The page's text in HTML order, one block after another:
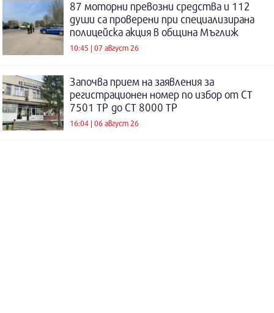
87 моторни превозни средства и 112
души са проверени при специализирана
полицейска акция в община Мъглиж
10:45 | 07 август 26
Започва прием на заявления за
регистрационен номер по избор от СТ
7501 ТР до СТ 8000 ТР
16:04 | 06 август 26